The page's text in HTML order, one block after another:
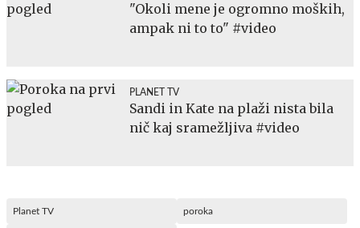
"Okoli mene je ogromno moških,
ampak ni to to" #video
PLANET TV
Sandi in Kate na plaži nista bila
nič kaj sramežljiva #video
Planet TV poroka